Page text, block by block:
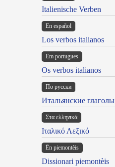
Italienische Verben
En español
Los verbos italianos
Em portugues
Os verbos italianos
По русски
Итальянские глаголы
Στα ελληνικά
Ιταλικό Λεξικό
Ën piemontèis
Dissionari piemontèis